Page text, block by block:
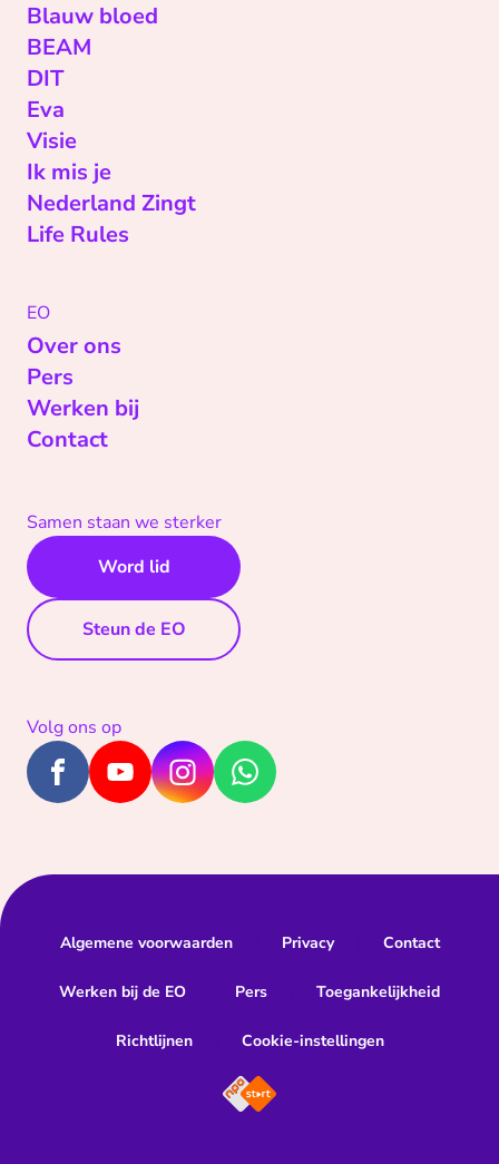
Blauw bloed
BEAM
DIT
Eva
Visie
Ik mis je
Nederland Zingt
Life Rules
EO
Over ons
Pers
Werken bij
Contact
Samen staan we sterker
Word lid
Steun de EO
Volg ons op
Algemene voorwaarden Privacy Contact
Werken bij de EO Pers Toegankelijkheid
Richtlijnen Cookie-instellingen